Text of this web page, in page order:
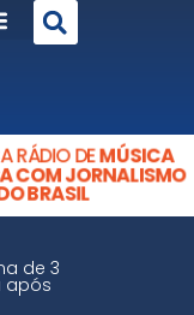
RÁDIO DEMÚSICA
COM JORNALISMO
BRASIL
de 3
após